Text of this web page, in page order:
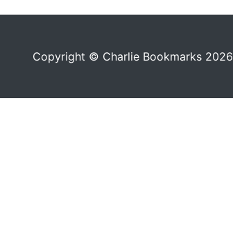
Copyright © Charlie Bookmarks 2026